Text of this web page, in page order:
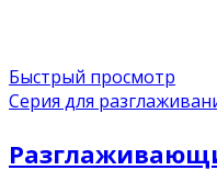
Быстрый просмотр
Серия для